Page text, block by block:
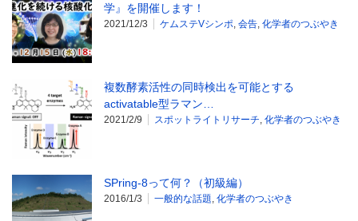
学』を開催します！
2021/12/3 ケムステVシンポ 会告 化学者のつぶやき
複数酵素活性の同時検出を可能とする
activatable型ラマン…
2021/2/9 スポットライトリサーチ 化学者のつぶやき
SPring-8って何？（初級編）
2016/1/3 一般的な話題 化学者のつぶやき